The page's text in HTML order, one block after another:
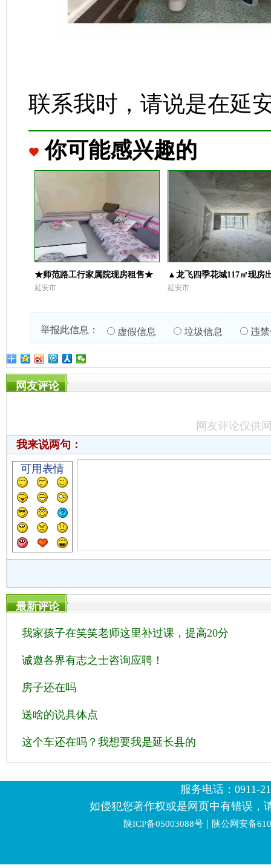
联系我时，请说是在延
你可能感兴趣的
★师范路工行家属院现房租售★
延安市
▲龙飞四季花城117㎡现房
延安市
举报此信息： 虚假信息 垃圾信息 违
网友评论
网友评论仅供
我来说两句：
可用表情
最新评论
我家孩子在笑笑老师这里补过课，提高20分
诚邀各界有志之士咨询应聘！
房子还在吗
送啥的说具体点
这个车还在吗？我想要我是延长县的
服务电话：0911-
如侵犯您著作权或是网页中有错误，
陕ICP备05003088号 | 陕公网安备